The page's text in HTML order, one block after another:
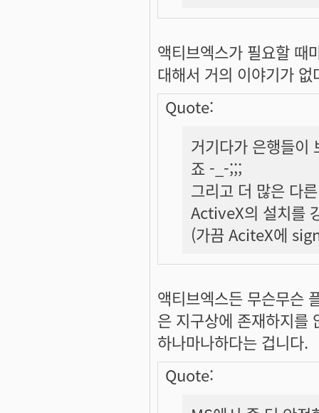
액티브엑스가 필요할 때
대해서 거의 이야기가
Quote:
거기다가 은행들이
죠 -_-;;;
그리고 더 많은 다
ActiveX의 설치를
(가끔 AciteX에
액티브엑스든 무슨무슨
은 지구상에 존재하지를
하나마나하다는 겁니다.
Quote: